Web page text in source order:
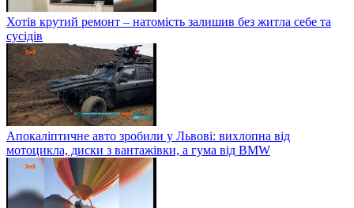
Хотів крутий ремонт – натомість залишив без житла себе та
сусідів
Апокаліптичне авто зробили у Львові: вихлопна від
мотоцикла, диски з вантажівки, а гума від BMW